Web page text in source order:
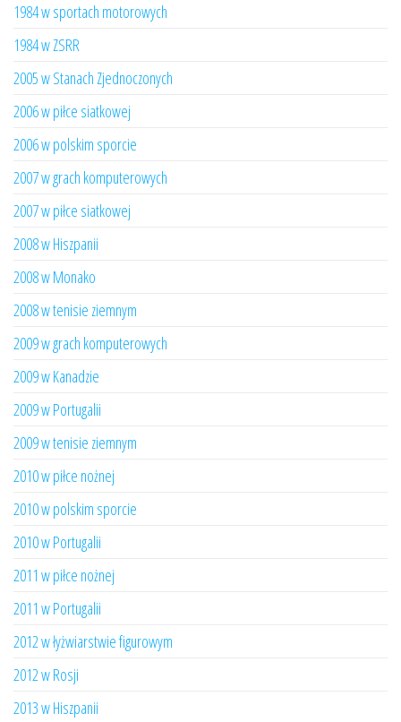
1984 w sportach motorowych
1984 w ZSRR
2005 w Stanach Zjednoczonych
2006 w piłce siatkowej
2006 w polskim sporcie
2007 w grach komputerowych
2007 w piłce siatkowej
2008 w Hiszpanii
2008 w Monako
2008 w tenisie ziemnym
2009 w grach komputerowych
2009 w Kanadzie
2009 w Portugalii
2009 w tenisie ziemnym
2010 w piłce nożnej
2010 w polskim sporcie
2010 w Portugalii
2011 w piłce nożnej
2011 w Portugalii
2012 w łyżwiarstwie figurowym
2012 w Rosji
2013 w Hiszpanii